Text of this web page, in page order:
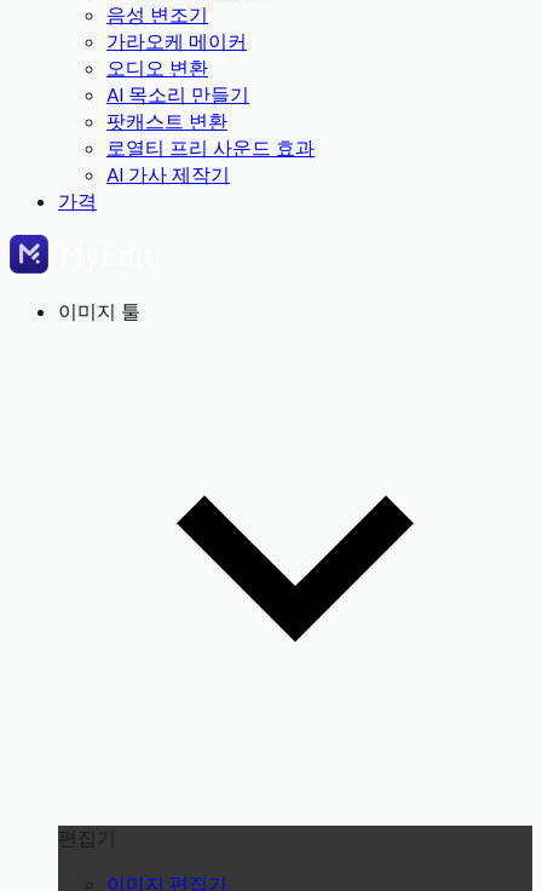
음성 변조기
가라오케 메이커
오디오 변환
AI 목소리 만들기
팟캐스트 변환
로열티 프리 사운드 효과
AI 가사 제작기
가격
이미지 툴
편집기
이미지 편집기